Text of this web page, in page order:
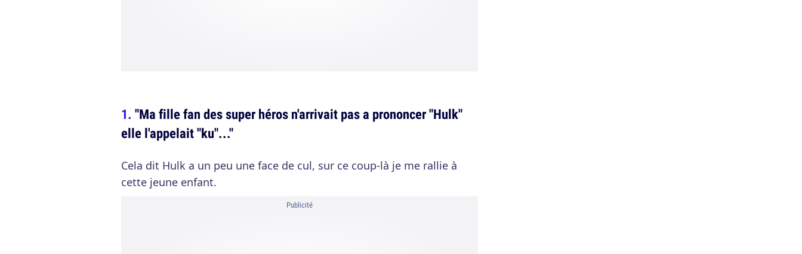
"Ma fille fan des super héros n'arrivait pas a prononcer "Hulk"
elle l'appelait "ku"..."
Cela dit Hulk a un peu une face de cul, sur ce coup-là je me rallie à
cette jeune enfant.
Publicité